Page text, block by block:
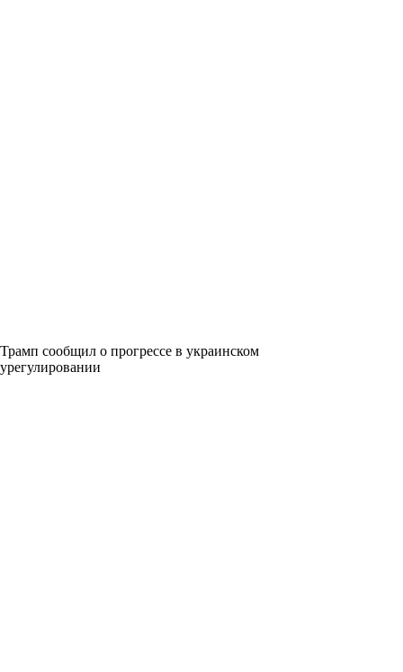
Трамп сообщил о прогрессе в украинском
урегулировании